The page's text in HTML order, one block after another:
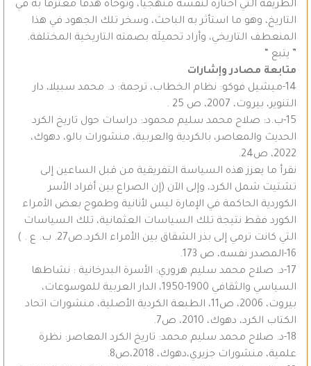
الطريقة التي اختاره لنفسه منهجياً، وتوخاه هدفاً معترَفاً به في
التاريخ، وهو ما استأثر به الباحث، وسخر تلك الجهود في هذا
المنعطف التاريخي، وأراد تحميلَه بصمته التاريخية المختلفة.
” يتبع “
متابعة مصادر وإشارات
14-ميشيل فوكو: نظام الخطاب، ترجمة: د. محمد سبيلا، دار
التنوير، بيروت، 2007، ص 25 .
15-ب.د: صلاح محمد سليم محمود: دراسات حول تاريخ الكرد
الحديث والمعاصر، بالكردية والعربية، منشورات بالو، دهوك،
2022، ص24.
نقرأ ما يعزز هذه السياسة التفريقية من قبل الساعين إلى
تشتيت شمل الكرد، وإلى الآن (إن الصراع بين أفراد الأسر
الكوردية الحاكمة في الإمارة ليس لأنانية وطموح بعض الأمراء
الكورد فقط نتيجة تلك السياسات العثمانية، تلك السياسات
التي كانت ترمي إلى بذر الشقاق بين الأمراء الكرد.ص27. ب. ع . )
16-المصدر نفسه، ص 173.
17-د. صلاح محمد سليم هروري: الأسرة البدرخانية : نشاطها
السياسي والثقافي 1900-1950، الدار العربية للموسوعات،
بيروت، 2006، ص11، الطبعة الكردية الأصلية، منشورات اتحاد
الكتاب الكرد، دهوك، 2010، ص7.
18-د. صلاح محمد سليم محمد: تاريخ الكرد المعاصر: نظرة
علمية، منشورات جزيري،دهوك، 2018،ص8.